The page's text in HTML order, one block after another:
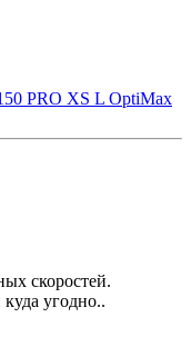
PRO XS L OptiMax
скоростей.
угодно..